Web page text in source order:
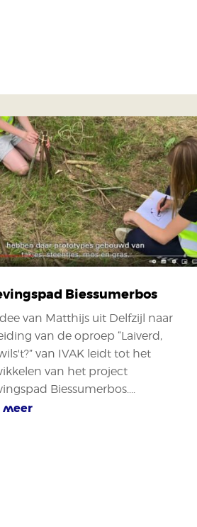
Biessumerbos
van Matthijs uit Delfzijl naar
van de oproep “Laiverd,
van IVAK leidt tot het
van het project
Biessumerbos....
meer